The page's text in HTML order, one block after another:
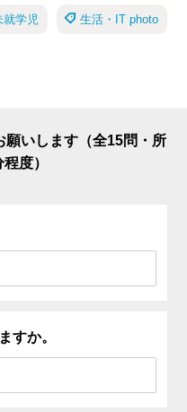
就学児 生活・IT photo
願いします（全15問・所
度）
すか。